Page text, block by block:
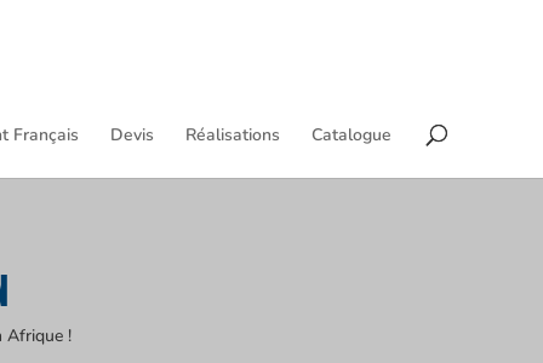
Français Devis Réalisations Catalogue
Afrique !